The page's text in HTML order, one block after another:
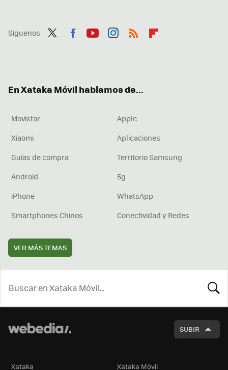
Síguenos
En Xataka Móvil hablamos de...
Movistar
Apple
Xiaomi
Aplicaciones
Guías de compra
Territorio Samsung
Android
5g
iPhone
WhatsApp
Smartphones Chinos
Conectividad y Redes
VER MÁS TEMAS
SUBIR
Xataka Xataka Móvil